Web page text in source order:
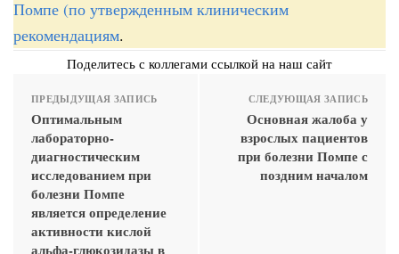
Помпе (по утвержденным клиническим
рекомендациям.
Поделитесь с коллегами ссылкой на наш сайт
ПРЕДЫДУЩАЯ ЗАПИСЬ
Оптимальным
лабораторно-
диагностическим
исследованием при
болезни Помпе
является определение
активности кислой
альфа-глюкозидазы в
СЛЕДУЮЩАЯ ЗАПИСЬ
Основная жалоба у
взрослых пациентов
при болезни Помпе с
поздним началом